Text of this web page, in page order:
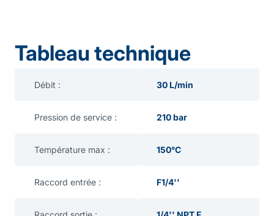
Tableau technique
Débit : 30 L/min
Pression de service : 210 bar
Température max : 150°C
Raccord entrée : F1/4''